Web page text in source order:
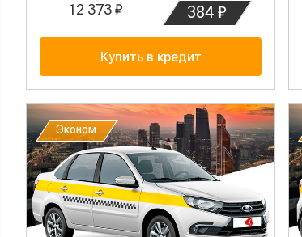
12 373 ₽ 384 ₽
Купить в кредит
Эконом
Эконом